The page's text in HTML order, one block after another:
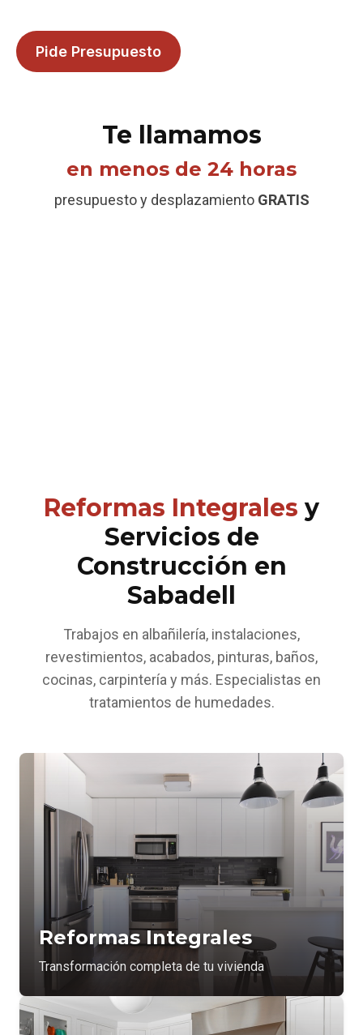
Pide Presupuesto
Te llamamos
en menos de 24 horas
presupuesto y desplazamiento GRATIS
Reformas Integrales y
Servicios de
Construcción en
Sabadell
Trabajos en albañilería, instalaciones,
revestimientos, acabados, pinturas, baños,
cocinas, carpintería y más. Especialistas en
tratamientos de humedades.
Reformas Integrales
Transformación completa de tu vivienda